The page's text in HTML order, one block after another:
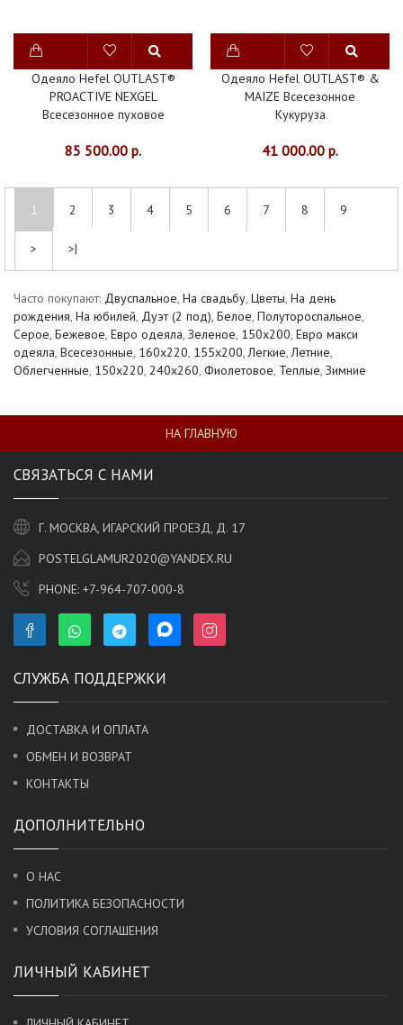
Одеяло Hefel OUTLAST®
PROACTIVE NEXGEL
Всесезонное пуховое
85 500.00 р.
Одеяло Hefel OUTLAST® &
MAIZE Всесезонное
Кукуруза
41 000.00 р.
1 2 3 4 5 6 7 8 9
> >|
Часто покупают: Двуспальное, На свадьбу, Цветы, На день
рождения, На юбилей, Дуэт (2 под), Белое, Полутороспальное,
Серое, Бежевое, Евро одеяла, Зеленое, 150х200, Евро макси
одеяла, Всесезонные, 160x220, 155х200,Легкие,Летние,
Облегченные, 150x220, 240x260, Фиолетовое, Теплые, Зимние
НА ГЛАВНУЮ
СВЯЗАТЬСЯ С НАМИ
Г. МОСКВА, ИГАРСКИЙ ПРОЕЗД, Д. 17
POSTELGLAMUR2020@YANDEX.RU
PHONE: +7-964-707-000-8
СЛУЖБА ПОДДЕРЖКИ
ДОСТАВКА И ОПЛАТА
ОБМЕН И ВОЗВРАТ
КОНТАКТЫ
ДОПОЛНИТЕЛЬНО
О НАС
ПОЛИТИКА БЕЗОПАСНОСТИ
УСЛОВИЯ СОГЛАШЕНИЯ
ЛИЧНЫЙ КАБИНЕТ